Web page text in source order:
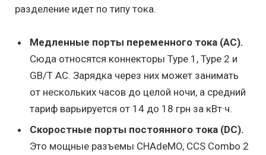
разделение идет по типу тока.
Медленные порты переменного тока (AC).
Сюда относятся коннекторы Type 1, Type 2 и
GB/T AC. Зарядка через них может занимать
от нескольких часов до целой ночи, а средний
тариф варьируется от 14 до 18 грн за кВт·ч.
Скоростные порты постоянного тока (DC).
Это мощные разъемы CHAdeMO, CCS Combo 2